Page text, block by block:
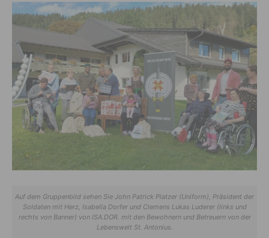
Auf dem Gruppenbild sehen Sie John Patrick Platzer (Uniform), Präsident der
Soldaten mit Herz, Isabella Dorfer und Clemens Lukas Luderer (links und
rechts von Banner) von ISA.DOR. mit den Bewohnern und Betreuern von der
Lebenswelt St. Antonius.